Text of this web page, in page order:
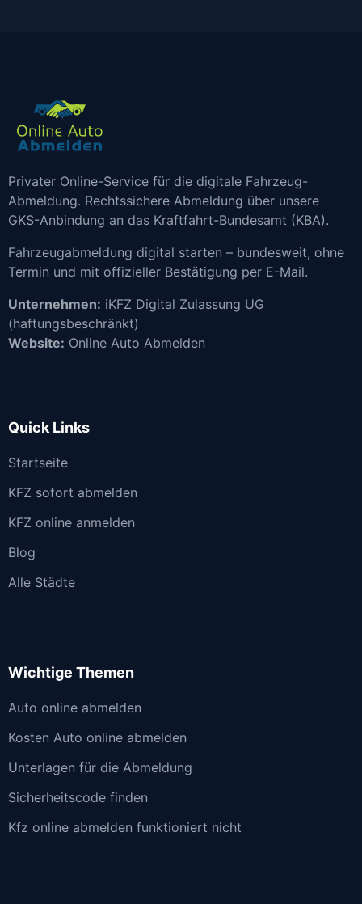
Privater Online-Service für die digitale Fahrzeug-
Abmeldung. Rechtssichere Abmeldung über unsere
GKS-Anbindung an das Kraftfahrt-Bundesamt (KBA).
Fahrzeugabmeldung digital starten – bundesweit, ohne
Termin und mit offizieller Bestätigung per E-Mail.
Unternehmen: iKFZ Digital Zulassung UG
(haftungsbeschränkt)
Website: Online Auto Abmelden
Quick Links
Startseite
KFZ sofort abmelden
KFZ online anmelden
Blog
Alle Städte
Wichtige Themen
Auto online abmelden
Kosten Auto online abmelden
Unterlagen für die Abmeldung
Sicherheitscode finden
Kfz online abmelden funktioniert nicht